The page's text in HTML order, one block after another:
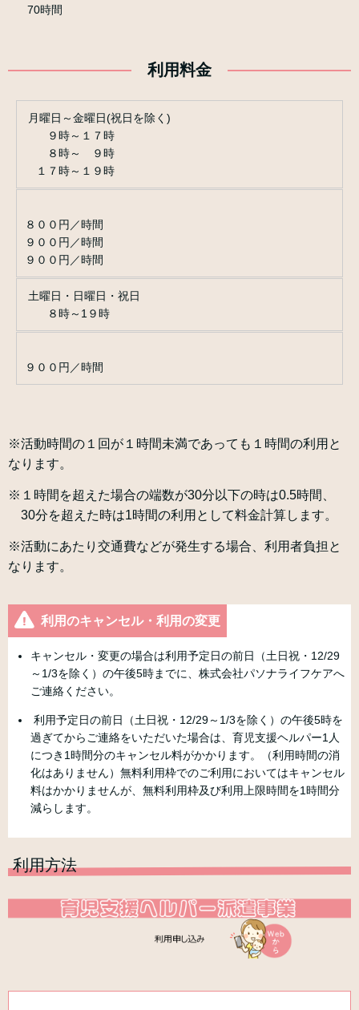
70時間
利用料金
月曜日～金曜日(祝日を除く)
９時～１７時
８時～ ９時
１７時～１９時
８００円／時間
９００円／時間
９００円／時間
土曜日・日曜日・祝日
８時～1９時
９００円／時間
※活動時間の１回が１時間未満であっても１時間の利用と
なります。
※１時間を超えた場合の端数が30分以下の時は0.5時間、
30分を超えた時は1時間の利用として料金計算します。
※活動にあたり交通費などが発生する場合、利用者負担と
なります。
利用のキャンセル・利用の変更
キャンセル・変更の場合は利用予定日の前日（土日祝・12/29
～1/3を除く）の午後5時までに、株式会社パソナライフケアへ
ご連絡ください。
利用予定日の前日（土日祝・12/29～1/3を除く）の午後5時を
過ぎてからご連絡をいただいた場合は、育児支援ヘルパー1人
につき1時間分のキャンセル料がかかります。（利用時間の消
化はありません）無料利用枠でのご利用においてはキャンセル
料はかかりませんが、無料利用枠及び利用上限時間を1時間分
減らします。
利用方法